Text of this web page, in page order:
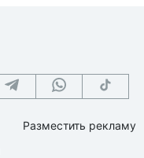
Разместить рекламу